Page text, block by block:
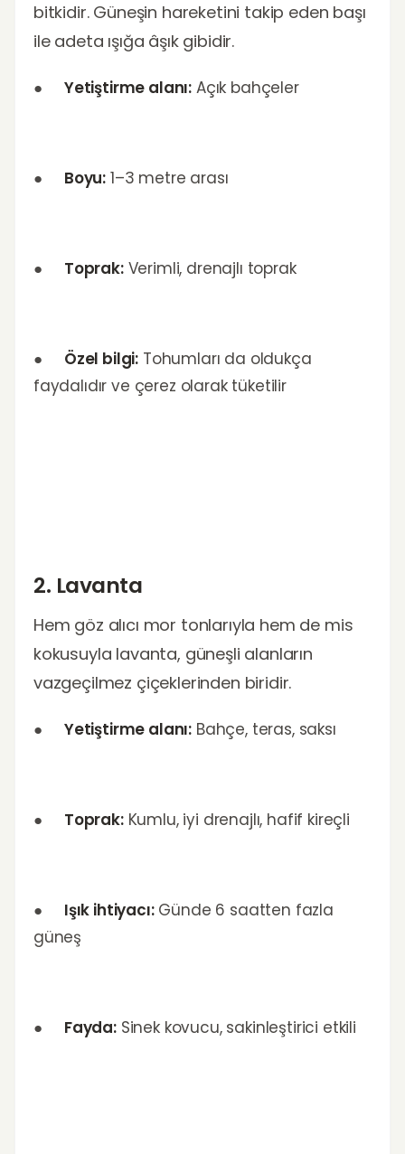
bitkidir. Güneşin hareketini takip eden başı
ile adeta ışığa âşık gibidir.
● Yetiştirme alanı: Açık bahçeler
● Boyu: 1–3 metre arası
● Toprak:Verimli, drenajlı toprak
● Özel bilgi: Tohumları da oldukça
faydalıdır ve çerez olarak tüketilir
2. Lavanta
Hem göz alıcı mor tonlarıyla hem de mis
kokusuyla lavanta, güneşli alanların
vazgeçilmez çiçeklerinden biridir.
● Yetiştirme alanı: Bahçe, teras, saksı
● Toprak:Kumlu, iyi drenajlı, hafif kireçli
● Işık ihtiyacı:Günde 6 saatten fazla
güneş
● Fayda:Sinek kovucu, sakinleştirici etkili